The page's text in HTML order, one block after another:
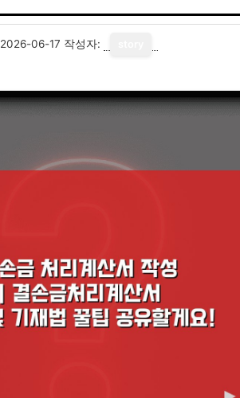
2026-06-17 작성자: